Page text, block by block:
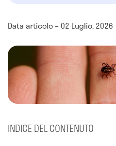
Data articolo – 02 Luglio, 2026
INDICE DEL CONTENUTO